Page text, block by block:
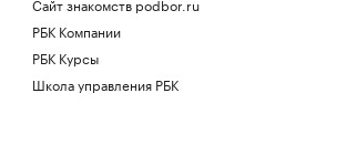
РБК Компании
РБК Курсы
Школа управления РБК